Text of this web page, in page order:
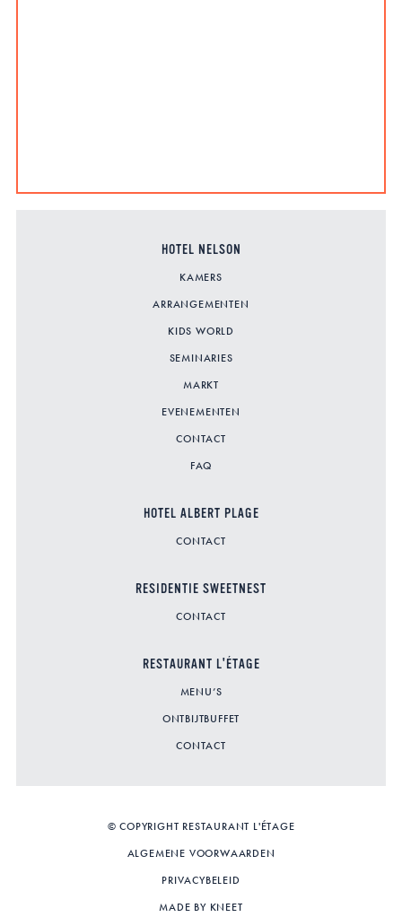
HOTEL NELSON
KAMERS
ARRANGEMENTEN
KIDS WORLD
SEMINARIES
MARKT
EVENEMENTEN
CONTACT
FAQ
HOTEL ALBERT PLAGE
CONTACT
RESIDENTIE SWEETNEST
CONTACT
RESTAURANT L'ÉTAGE
MENU’S
ONTBIJTBUFFET
CONTACT
© COPYRIGHT RESTAURANT L'ÉTAGE
ALGEMENE VOORWAARDEN
PRIVACYBELEID
MADE BY KNEET